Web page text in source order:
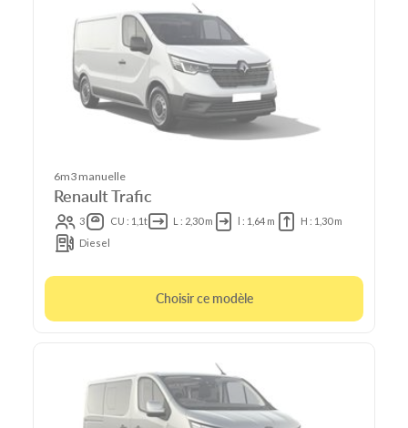
6m3 manuelle
Renault Trafic
3 CU : 1,1t L : 2,30 m l : 1,64 m
H : 1,30 m
Diesel
Choisir ce modèle